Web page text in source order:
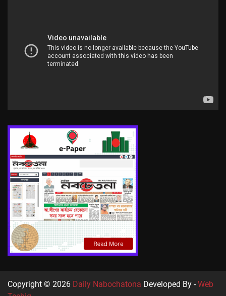
Copyright © 2026 Daily Nabochatona Developed By -Web